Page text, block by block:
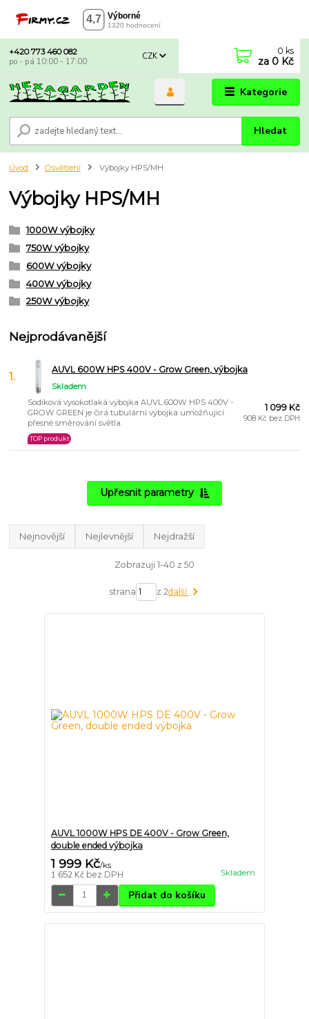
Kategorie
CZK
Hledat
+420 773 460 082
po - pá 10:00 - 17:00
0 ks
za 0 Kč
Úvod Osvětlení Výbojky HPS/MH
Výbojky HPS/MH
1000W výbojky
750W výbojky
600W výbojky
400W výbojky
250W výbojky
Nejprodávanější
1. AUVL 600W HPS 400V - Grow Green, výbojka
Sodíková vysokotlaká výbojka AUVL 600W HPS 400V -
GROW GREEN je čirá tubulární výbojka umožňující
přesné směrování světla.
Skladem
TOP produkt
1 099 Kč
908 Kč bez DPH
Upřesnit parametry
Nejnovější Nejlevnější Nejdražší
Zobrazuji 1-40 z 50
strana z 2další
AUVL 1000W HPS DE 400V - Grow Green,
double ended výbojka
1 999 Kč/ks
1 652 Kč bez DPH Skladem
Přidat do košíku